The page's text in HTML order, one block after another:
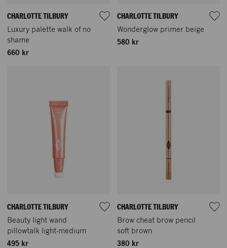
CHARLOTTE TILBURY
Luxury palette walk of no
shame
660 kr
CHARLOTTE TILBURY
Wonderglow primer beige
580 kr
CHARLOTTE TILBURY
Beauty light wand
pillowtalk light-medium
495 kr
CHARLOTTE TILBURY
Brow cheat brow pencil
soft brown
380 kr